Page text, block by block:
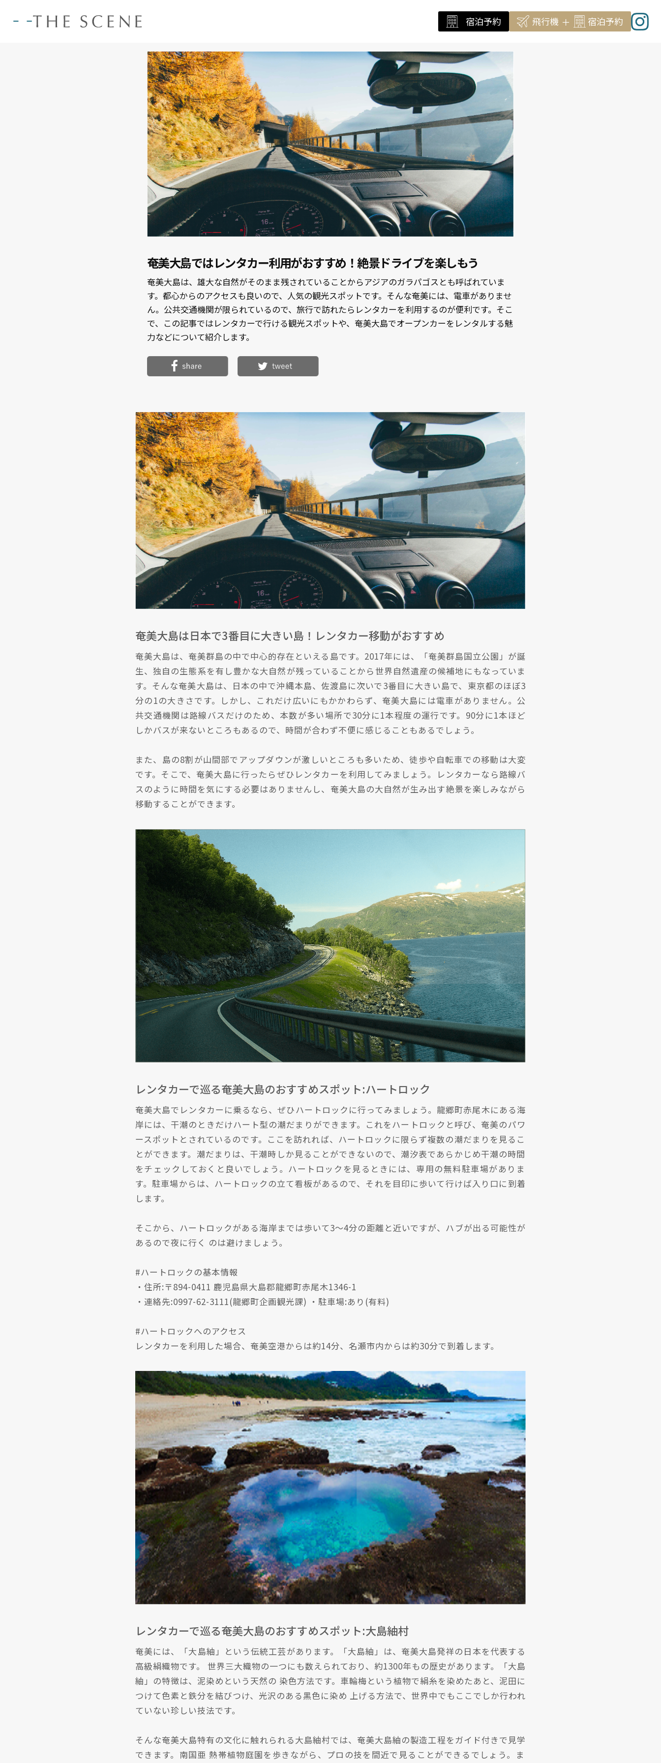
宿泊予約 飛行機 ＋ 宿泊予約
奄美大島ではレンタカー利用がおすすめ！絶景ドライブを楽しもう
奄美大島は、雄大な自然がそのまま残されていることからアジアのガラパゴスとも呼ばれていま
す。都心からのアクセスも良いので、人気の観光スポットです。そんな奄美には、電車がありませ
ん。公共交通機関が限られているので、旅行で訪れたらレンタカーを利用するのが便利です。そこ
で、この記事ではレンタカーで行ける観光スポットや、奄美大島でオープンカーをレンタルする魅
力などについて紹介します。
奄美大島は日本で3番目に大きい島！レンタカー移動がおすすめ
奄美大島は、奄美群島の中で中心的存在といえる島です。2017年には、「奄美群島国立公園」が誕
生、独自の生態系を有し豊かな大自然が残っていることから世界自然遺産の候補地にもなっていま
す。そんな奄美大島は、日本の中で沖縄本島、佐渡島に次いで3番目に大きい島で、東京都のほぼ3
分の1の大きさです。しかし、これだけ広いにもかかわらず、奄美大島には電車がありません。公
共交通機関は路線バスだけのため、本数が多い場所で30分に1本程度の運行です。90分に1本ほど
しかバスが来ないところもあるので、時間が合わず不便に感じることもあるでしょう。
また、島の8割が山間部でアップダウンが激しいところも多いため、徒歩や自転車での移動は大変
です。そこで、奄美大島に行ったらぜひレンタカーを利用してみましょう。レンタカーなら路線バ
スのように時間を気にする必要はありませんし、奄美大島の大自然が生み出す絶景を楽しみながら
移動することができます。
レンタカーで巡る奄美大島のおすすめスポット:ハートロック
奄美大島でレンタカーに乗るなら、ぜひハートロックに行ってみましょう。龍郷町赤尾木にある海
岸には、干潮のときだけハート型の潮だまりができます。これをハートロックと呼び、奄美のパワ
ースポットとされているのです。ここを訪れれば、ハートロックに限らず複数の潮だまりを見るこ
とができます。潮だまりは、干潮時しか見ることができないので、潮汐表であらかじめ干潮の時間
をチェックしておくと良いでしょう。ハートロックを見るときには、専用の無料駐車場がありま
す。駐車場からは、ハートロックの立て看板があるので、それを目印に歩いて行けば入り口に到着
します。
そこから、ハートロックがある海岸までは歩いて3〜4分の距離と近いですが、ハブが出る可能性が
あるので夜に行く のは避けましょう。
#ハートロックの基本情報
・住所:〒894-0411 鹿児島県大島郡龍郷町赤尾木1346-1
・連絡先:0997-62-3111(龍郷町企画観光課) ・駐車場:あり(有料)
#ハートロックへのアクセス
レンタカーを利用した場合、奄美空港からは約14分、名瀬市内からは約30分で到着します。
レンタカーで巡る奄美大島のおすすめスポット:大島紬村
奄美には、「大島紬」という伝統工芸があります。「大島紬」は、奄美大島発祥の日本を代表する
高級絹織物です。 世界三大織物の一つにも数えられており、約1300年もの歴史があります。「大島
紬」の特徴は、泥染めという天然の 染色方法です。車輪梅という植物で絹糸を染めたあと、泥田に
つけて色素と鉄分を結びつけ、光沢のある黑色に染め 上げる方法で、世界中でもここでしか行われ
ていない珍しい技法です。
そんな奄美大島特有の文化に触れられる大島紬村では、奄美大島紬の製造工程をガイド付きで見学
できます。南国亜 熱帯植物庭園を歩きながら、プロの技を間近で見ることができるでしょう。ま